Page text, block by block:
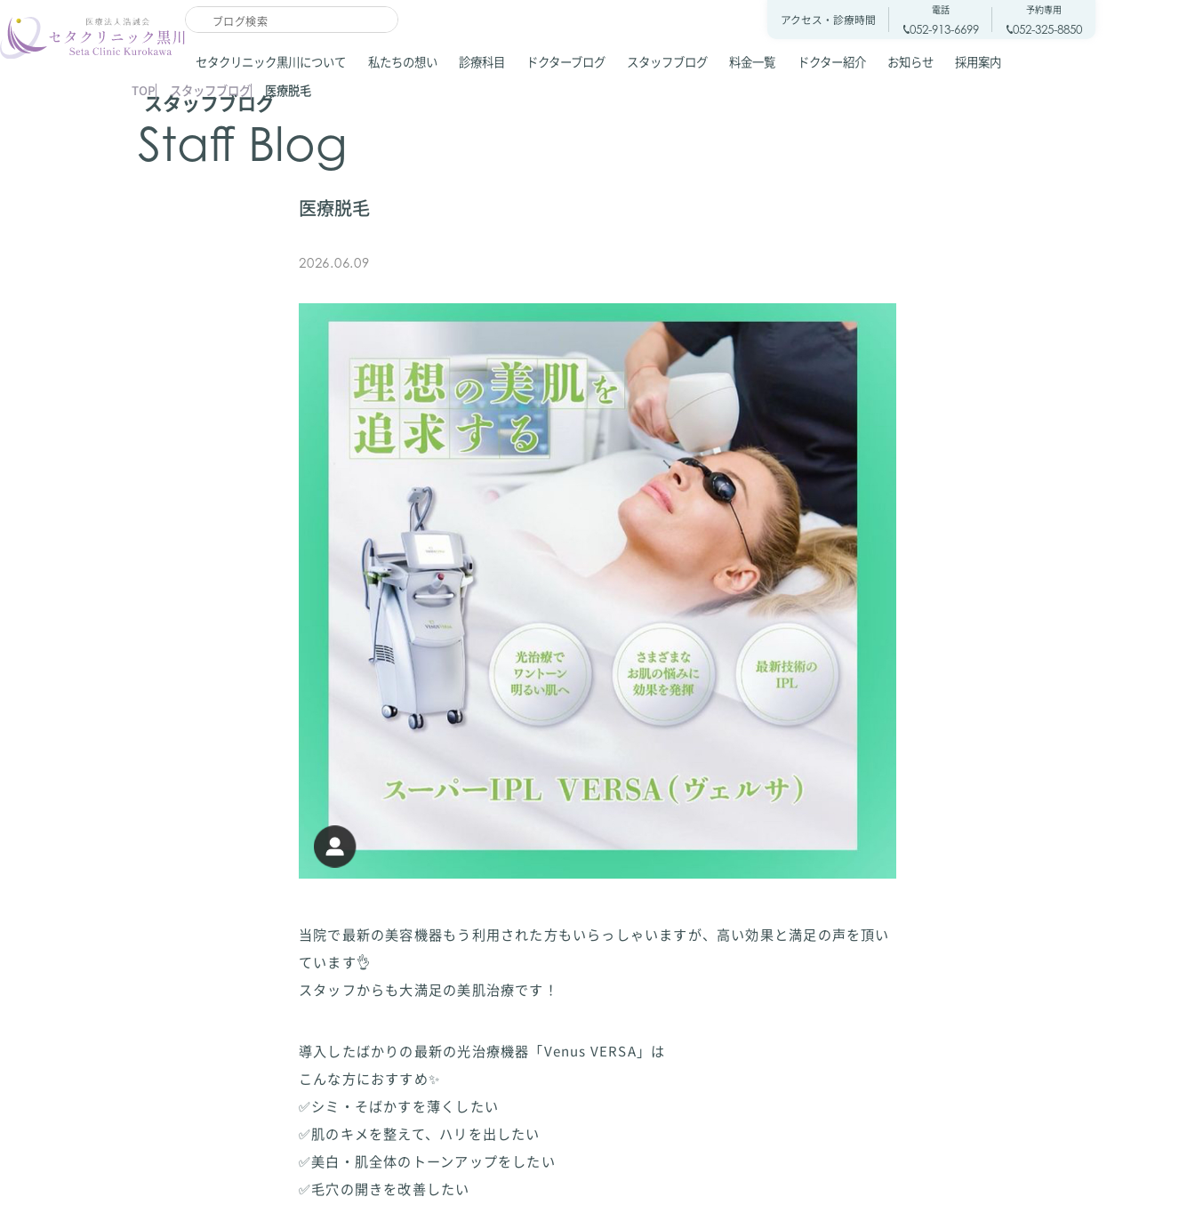
アクセス・診療時間
電話
052-913-6699
予約専用
052-325-8850
セタクリニック黒川について 私たちの想い 診療科目 ドクターブログ スタッフブログ 料金一覧 ドクター紹介 お知らせ 採用案内
スタッフブログ
Staff Blog
TOP スタッフブログ 医療脱毛
医療脱毛
2026.06.09
当院で最新の美容機器もう利用された方もいらっしゃいますが、高い効果と満足の声を頂い
ています👌
スタッフからも大満足の美肌治療です！
導入したばかりの最新の光治療機器「Venus VERSA」は
こんな方におすすめ✨
✅シミ・そばかすを薄くしたい
✅肌のキメを整えて、ハリを出したい
✅美白・肌全体のトーンアップをしたい
✅毛穴の開きを改善したい